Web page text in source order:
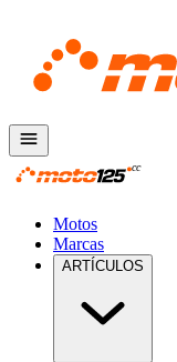
Motos
Marcas
ARTÍCULOS